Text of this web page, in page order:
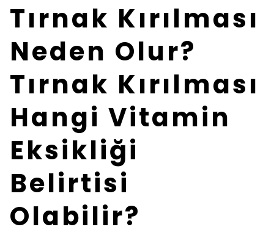
Tırnak Kırılması
Neden Olur?
Tırnak Kırılması
Hangi Vitamin
Eksikliği
Belirtisi
Olabilir?